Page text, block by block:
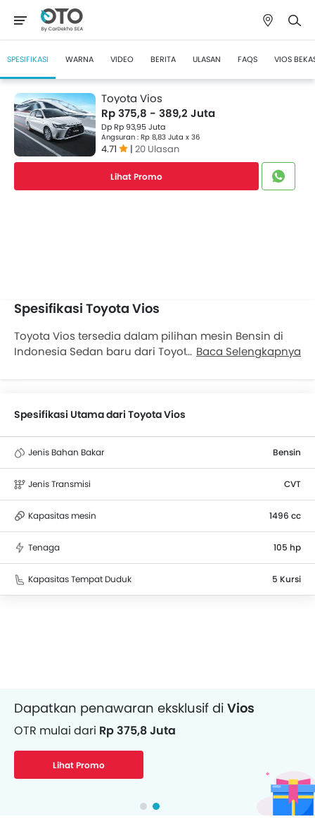
SPESIFIKASI WARNA VIDEO BERITA ULASAN FAQS VIOS
Toyota Vios
Rp 375,8 - 389,2 Juta
Dp Rp 93,95 Juta
Angsuran : Rp 8,83 Juta x 36
4.71 | 20 Ulasan
Lihat Promo
Spesifikasi Toyota Vios
Toyota Vios tersedia dalam pilihan mesin Bensin di
Indonesia Sedan baru dari Toyota hadir dalam 2
variannya. Vios adalah Sedan 5 seater dengan
mm. serta ground clearance 160 mm.
Baca Selengkapnya
Spesifikasi Utama dari Toyota Vios
Jenis Bahan Bakar Bensin
Jenis Transmisi CVT
Kapasitas mesin 1496 cc
Tenaga 105 hp
Kapasitas Tempat Duduk 5 Kursi
Dapatkan penawaran eksklusif di Vios
OTR mulai dari Rp 375,8 Juta
Lihat Promo